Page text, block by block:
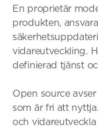
En proprietär
produkten,
vidareutveckling.
definierad tjänst
Open source
som är fri att
och